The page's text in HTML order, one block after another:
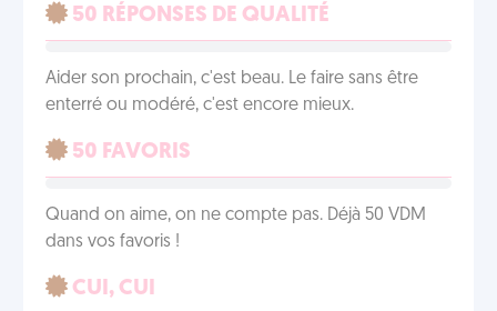
50 RÉPONSES DE QUALITÉ
Aider son prochain, c'est beau. Le faire sans être
enterré ou modéré, c'est encore mieux.
50 FAVORIS
Quand on aime, on ne compte pas. Déjà 50 VDM
dans vos favoris !
CUI, CUI